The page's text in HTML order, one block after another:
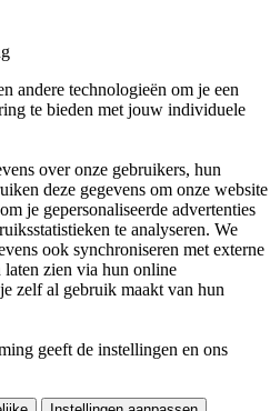
andere technologieën om je een
te bieden met jouw individuele
over onze gebruikers, hun
deze gegevens om onze website
je gepersonaliseerde advertenties
te analyseren. We
ook synchroniseren met externe
laten zien via hun online
zelf al gebruik maakt van hun
geeft de instellingen en ons